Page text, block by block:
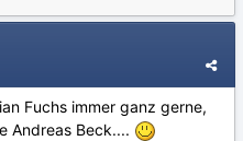
Fuchs immer ganz gerne,
Andreas Beck....